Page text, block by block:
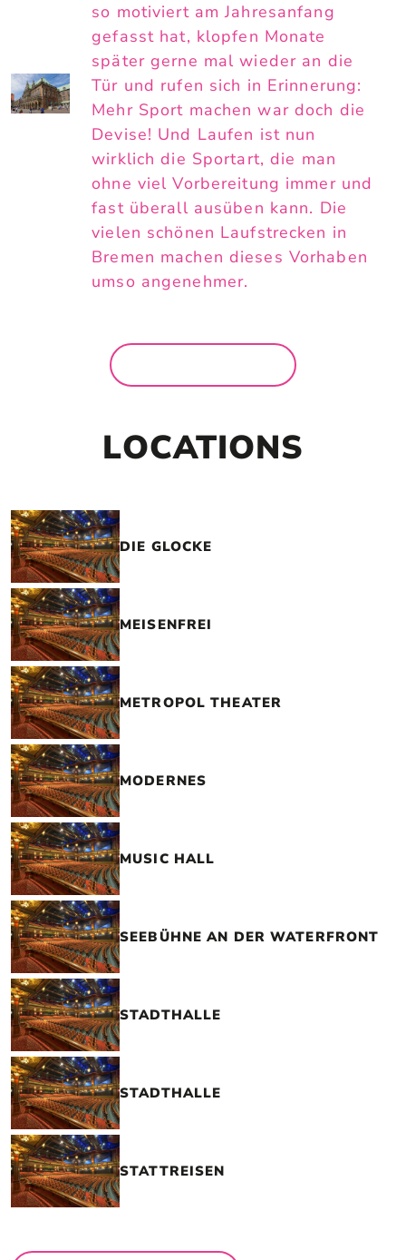
so motiviert am Jahresanfang
gefasst hat, klopfen Monate
später gerne mal wieder an die
Tür und rufen sich in Erinnerung:
Mehr Sport machen war doch die
Devise! Und Laufen ist nun
wirklich die Sportart, die man
ohne viel Vorbereitung immer und
fast überall ausüben kann. Die
vielen schönen Laufstrecken in
Bremen machen dieses Vorhaben
umso angenehmer.
LOCATIONS
DIE GLOCKE
MEISENFREI
METROPOL THEATER
MODERNES
MUSIC HALL
SEEBÜHNE AN DER WATERFRONT
STADTHALLE
STADTHALLE
STATTREISEN